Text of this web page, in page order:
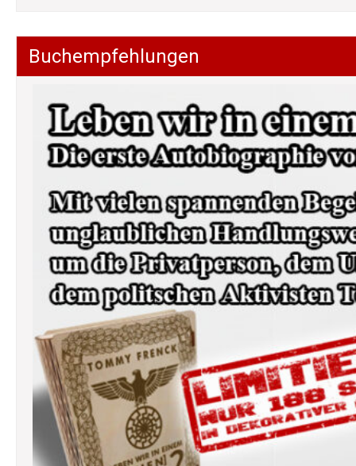
Buchempfehlungen